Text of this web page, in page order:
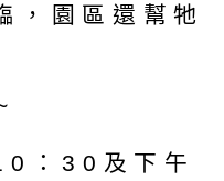
，園區還幫牠
：30及下午